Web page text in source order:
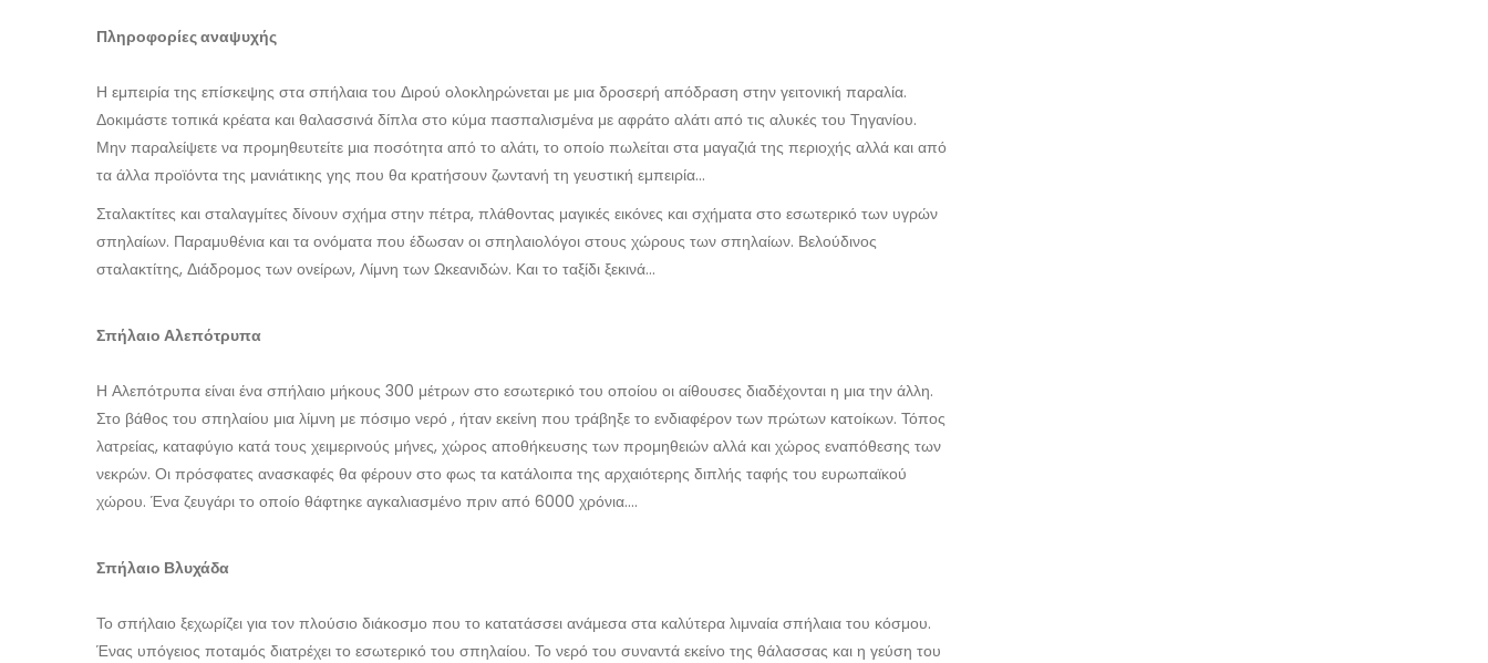
Πληροφορίες αναψυχής
Η εμπειρία της επίσκεψης στα σπήλαια του Διρού ολοκληρώνεται με μια δροσερή απόδραση στην γειτονική παραλία.
Δοκιμάστε τοπικά κρέατα και θαλασσινά δίπλα στο κύμα πασπαλισμένα με αφράτο αλάτι από τις αλυκές του Τηγανίου.
Μην παραλείψετε να προμηθευτείτε μια ποσότητα από το αλάτι, το οποίο πωλείται στα μαγαζιά της περιοχής αλλά και από
τα άλλα προϊόντα της μανιάτικης γης που θα κρατήσουν ζωντανή τη γευστική εμπειρία…
Σταλακτίτες και σταλαγμίτες δίνουν σχήμα στην πέτρα, πλάθοντας μαγικές εικόνες και σχήματα στο εσωτερικό των υγρών
σπηλαίων. Παραμυθένια και τα ονόματα που έδωσαν οι σπηλαιολόγοι στους χώρους των σπηλαίων. Βελούδινος
σταλακτίτης, Διάδρομος των ονείρων, Λίμνη των Ωκεανιδών. Και το ταξίδι ξεκινά…
Σπήλαιο Αλεπότρυπα
Η Αλεπότρυπα είναι ένα σπήλαιο μήκους 300 μέτρων στο εσωτερικό του οποίου οι αίθουσες διαδέχονται η μια την άλλη.
Στο βάθος του σπηλαίου μια λίμνη με πόσιμο νερό , ήταν εκείνη που τράβηξε το ενδιαφέρον των πρώτων κατοίκων. Τόπος
λατρείας, καταφύγιο κατά τους χειμερινούς μήνες, χώρος αποθήκευσης των προμηθειών αλλά και χώρος εναπόθεσης των
νεκρών. Οι πρόσφατες ανασκαφές θα φέρουν στο φως τα κατάλοιπα της αρχαιότερης διπλής ταφής του ευρωπαϊκού
χώρου. Ένα ζευγάρι το οποίο θάφτηκε αγκαλιασμένο πριν από 6000 χρόνια….
Σπήλαιο Βλυχάδα
Το σπήλαιο ξεχωρίζει για τον πλούσιο διάκοσμο που το κατατάσσει ανάμεσα στα καλύτερα λιμναία σπήλαια του κόσμου.
Ένας υπόγειος ποταμός διατρέχει το εσωτερικό του σπηλαίου. Το νερό του συναντά εκείνο της θάλασσας και η γεύση του